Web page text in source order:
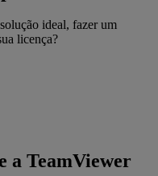
ideal, fazer um
licença?
a TeamViewer